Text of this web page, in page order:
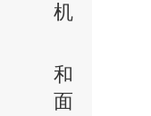
机
和
面